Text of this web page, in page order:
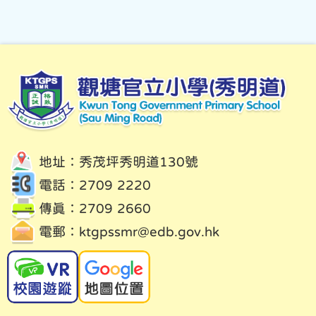
地址：秀茂坪秀明道130號
電話：2709 2220
傳真：2709 2660
電郵： ktgpssmr@edb.gov.hk